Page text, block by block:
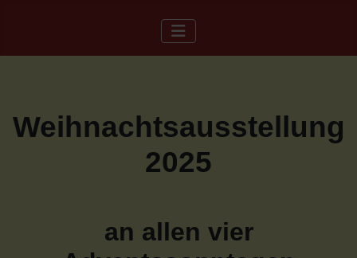
Weihnachtsausstellung
2025
an allen vier